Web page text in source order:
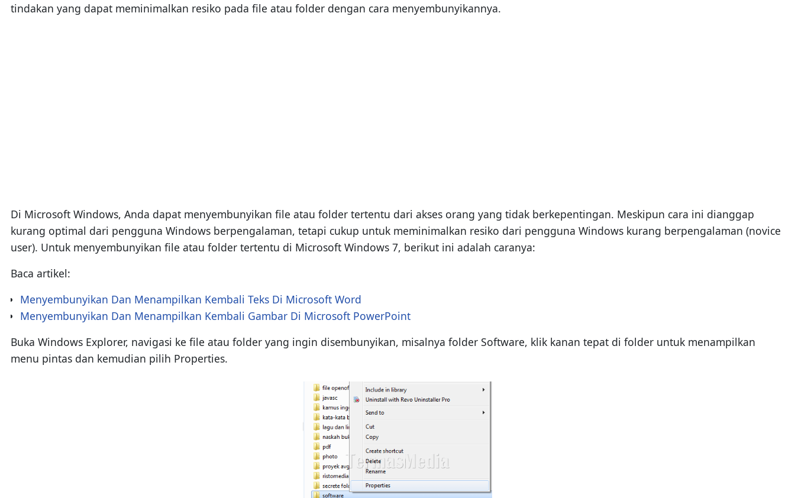
tindakan yang dapat meminimalkan resiko pada file atau folder dengan cara menyembunyikannya.
Di Microsoft Windows, Anda dapat menyembunyikan file atau folder tertentu dari akses orang yang tidak berkepentingan. Meskipun cara ini dianggap
kurang optimal dari pengguna Windows berpengalaman, tetapi cukup untuk meminimalkan resiko dari pengguna Windows kurang berpengalaman (novice
user). Untuk menyembunyikan file atau folder tertentu di Microsoft Windows 7, berikut ini adalah caranya:
Baca artikel:
Menyembunyikan Dan Menampilkan Kembali Teks Di Microsoft Word
Menyembunyikan Dan Menampilkan Kembali Gambar Di Microsoft PowerPoint
Buka Windows Explorer, navigasi ke file atau folder yang ingin disembunyikan, misalnya folder Software, klik kanan tepat di folder untuk menampilkan
menu pintas dan kemudian pilih Properties.